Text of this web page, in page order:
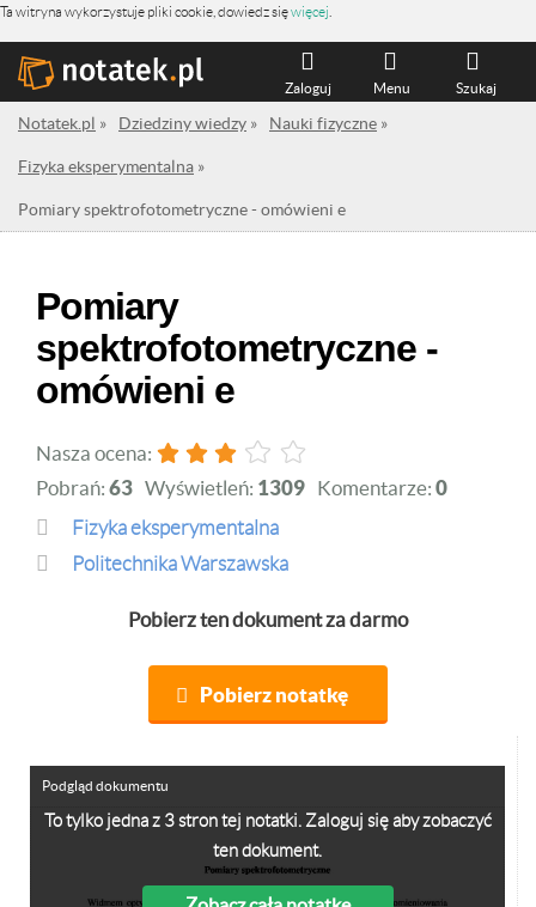
Ta witryna wykorzystuje pliki cookie, dowiedz sięwięcej
Szukaj
Menu
Zaloguj
Notatek.pl » Dziedziny wiedzy » Nauki fizyczne »
Fizyka eksperymentalna »
Pomiary spektrofotometryczne - omówieni e
Pomiary
spektrofotometryczne -
omówieni e
Nasza ocena:
Pobrań: 63 Wyświetleń: 1309 Komentarze: 0
Fizyka eksperymentalna
Politechnika Warszawska
Pobierz ten dokument za darmo
Pobierz notatkę
To tylko jedna z 3 stron tej notatki. Zaloguj się aby zobaczyć
ten dokument.
Podgląd dokumentu